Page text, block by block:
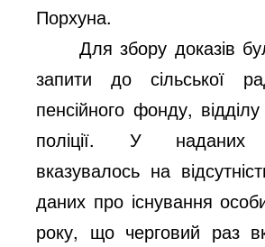
Порхуна.
Для збору доказів
запити до сільської
пенсійного фонду,
поліції. У наданих
вказувалось на
даних про існування
року, що черговий раз